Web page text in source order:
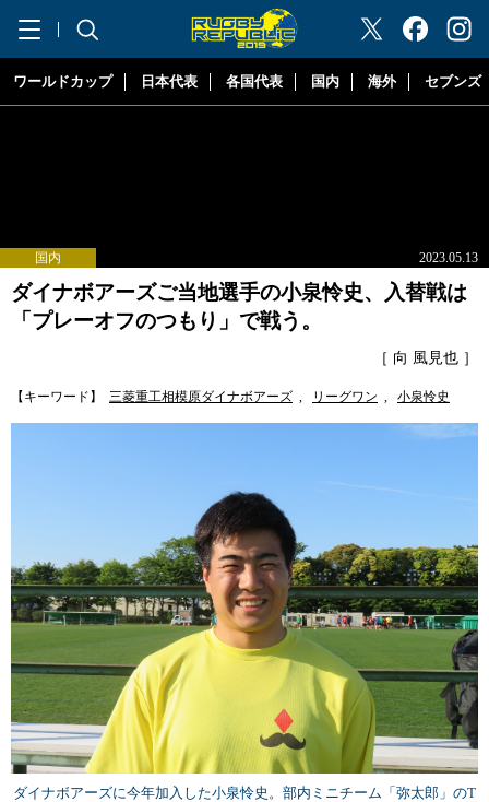
"ラグビーリパブリック"
ワールドカップ 日本代表 各国代表 国内 海外 セブンズ
国内 2023.05.13
ダイナボアーズご当地選手の小泉怜史、入替戦は
「プレーオフのつもり」で戦う。
［ 向 風見也 ］
【キーワード】 三菱重工相模原ダイナボアーズ , リーグワン , 小泉怜史
ダイナボアーズに今年加入した小泉怜史。部内ミニチーム「弥太郎」のT